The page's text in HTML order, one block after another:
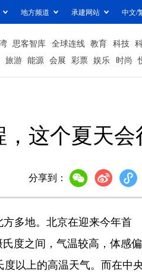
地方频道 承建网站 中文/
思客智库 全球连线 教育 科技
旅游 能源 会展 彩票 娱乐 时尚
这个夏天会
分享到：
多地。北京在迎来今年首
度之间，气温较高，体感偏
以上的高温天气。而在中